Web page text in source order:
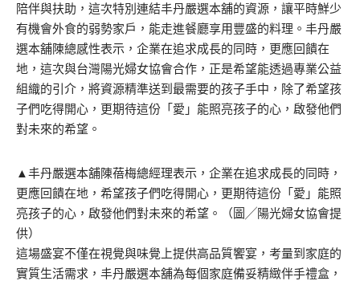
陪伴與扶助，這次特別連結丰丹嚴選本舖的資源，讓平時鮮少
有機會外食的弱勢家戶，能走進餐廳享用豐盛的料理。丰丹嚴
選本舖陳總感性表示，企業在追求成長的同時，更應回饋在
地，這次與台灣陽光婦女協會合作，正是希望能透過專業公益
組織的引介，將資源精準送到最需要的孩子手中，除了希望孩
子們吃得開心，更期待這份「愛」能照亮孩子的心，啟發他們
對未來的希望。
▲丰丹嚴選本舖陳蓓梅總經理表示，企業在追求成長的同時，
更應回饋在地，希望孩子們吃得開心，更期待這份「愛」能照
亮孩子的心，啟發他們對未來的希望。（圖╱陽光婦女協會提
供）
這場盛宴不僅在視覺與味覺上提供高品質饗宴，考量到家庭的
實質生活需求，丰丹嚴選本舖為每個家庭備妥精緻伴手禮盒，